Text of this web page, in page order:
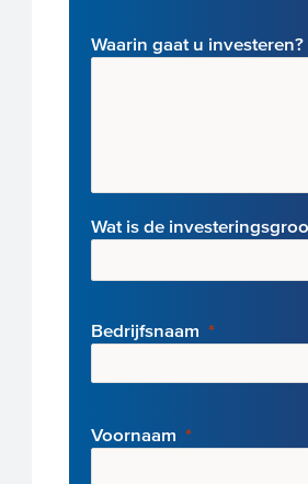
Waarin gaat u investeren?
Wat is de
Bedrijfsnaam
Voornaam